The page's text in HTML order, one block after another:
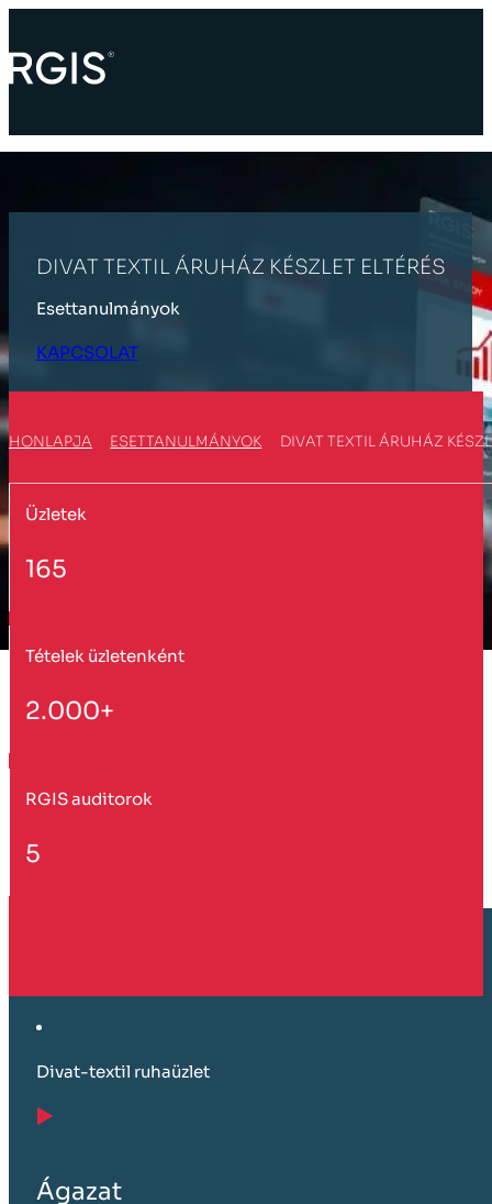
DIVAT TEXTIL ÁRUHÁZ KÉSZLET ELTÉRÉS
Esettanulmányok
KAPCSOLAT
HONLAPJA ESETTANULMÁNYOK DIVAT TEXTIL ÁRUHÁZ
Üzletek
165
Tételek üzletenként
2.000+
RGIS auditorok
5
Divat-textil ruhaüzlet
Ágazat